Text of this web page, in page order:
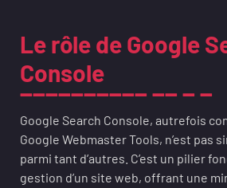
Le rôle de Google
Console
Google Search Console, autrefois
Google Webmaster Tools, n’est pas
parmi tant d’autres. C’est un pilier
gestion d’un site web, offrant une